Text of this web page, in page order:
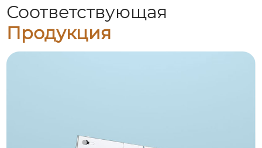
Соответствующая
Продукция